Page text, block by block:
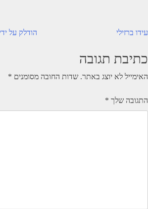
ניווט הודלק על עידו ברזילי
כתיבת תגובה
האימייל לא יוצג באתר. שדות החובה מסומנים *
התגובה שלך *